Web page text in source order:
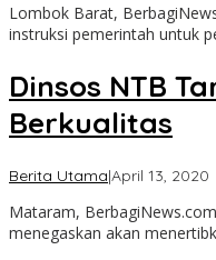
Lombok Barat,
instruksi pemerintah untuk
Dinsos NTB
Berkualitas
Berita Utama|April 13, 2020
Mataram,
menegaskan akan